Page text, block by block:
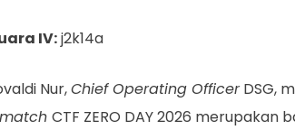
IV:j2k14a
Nur,Chief Operating OfficerDSG,
CTF ZERO DAY 2026